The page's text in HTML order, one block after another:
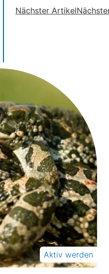
Nächster Artikel
Aktiv werden